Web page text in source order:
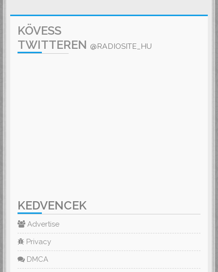
KÖVESS
TWITTEREN @RADIOSITE_HU
KEDVENCEK
Advertise
Privacy
DMCA